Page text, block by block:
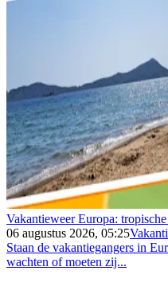
Vakantieweer Europa:
06 augustus 2026, 05:25
Staan de vakantiegangers in
wachten of moeten zij...